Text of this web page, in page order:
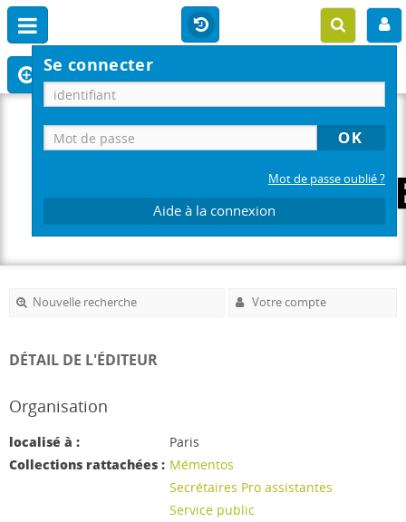
Se connecter
Mot de passe oublié ?
Aide à la connexion
Nouvelle recherche Votre compte
DÉTAIL DE L'ÉDITEUR
Organisation
localisé à :
Paris
Collections rattachées : Mémentos
Secrétaires Pro assistantes
Service public